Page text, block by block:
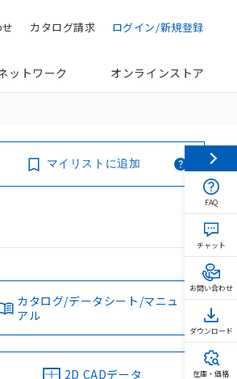
ログイン/新規登録
カタログ請求
ットワーク オンラインストア
マイリストに追加
カタログ/データシート/マニュ
アル
2D CADデータ
FAQ
チャット
お問い合わせ
ダウンロード
在庫・価格